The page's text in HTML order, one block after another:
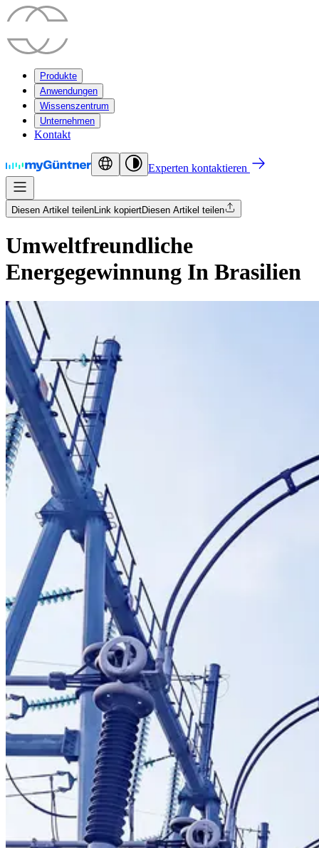
Produkte
Anwendungen
Wissenszentrum
Unternehmen
Kontakt
Experten kontaktieren
Diesen Artikel teilenLink kopiertDiesen Artikel teilen
Umweltfreundliche
Energegewinnung In Brasilien